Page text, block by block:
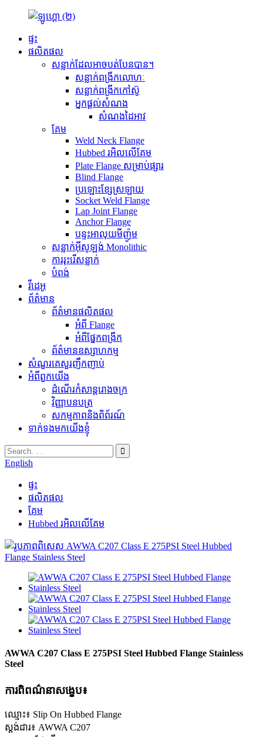
ផ្ទះ
ផលិតផល
សន្លាក់ដែលអាចបត់បែនបាន។
សន្លាក់ពង្រីកលោហៈ
សន្លាក់ពង្រីកកៅស៊ូ
អ្នកផ្តល់សំណង
សំណងដៃអាវ
គែម
Weld Neck Flange
Hubbed រអិលលើគែម
Plate Flange សម្រាប់ផ្សារ
Blind Flange
ប្រឡោះខ្សែស្រឡាយ
Socket Weld Flange
Lap Joint Flange
Anchor Flange
បន្ទះអាលុយមីញ៉ូម
សន្លាក់អ៊ីសូឡង់ Monolithic
ការរុះរើសន្លាក់
បំពង់
វីដេអូ
ព័ត៌មាន
ព័ត៌មានផលិតផល
អំពី Flange
អំពីផ្នែកពង្រីក
ព័ត៌មានឧស្សាហកម្ម
សំណួរគេសួរញឹកញាប់
អំពីពួកយើង
ដំណើរកំសាន្តរោងចក្រ
វិញ្ញាបនបត្រ
សកម្មភាពនិងពិព័រណ៍
ទាក់ទងមកយើងខ្ញុំ
English
ផ្ទះ
ផលិតផល
គែម
Hubbed រអិលលើគែម
AWWA C207 Class E 275PSI Steel Hubbed Flange Stainless
Steel
ការពិពណ៌នាសង្ខេប៖
ឈ្មោះ៖ Slip On Hubbed Flange
ស្តង់ដារ៖ AWWA C207